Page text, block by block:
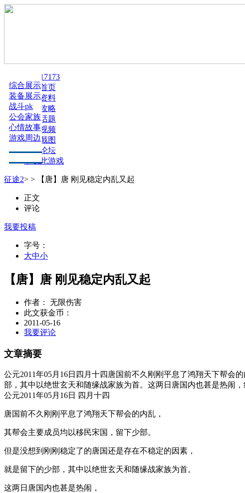
我的17173
专区首页
游戏资料
新手指南
职业技能
玄兽系统
庄园系统
ＰＫ战争
社会系统
文章攻略
战士
法师
道士
弓手
琴师
推荐
热门话题
游戏视频
游戏截图
综合展示
装备展示
战斗pk
公会家族
心情故事
游戏周边
火爆论坛
下载此游戏
征途2> > 【唐】唐 刚见稳定内乱又起
正文
评论
我要投稿
字号：
大中小
【唐】唐 刚见稳定内乱又起
作者： 无限伤害
此文获金币：
2011-05-16
我要评论
文章摘要
公元2011年05月16日四月十四唐国前不久刚刚平息了鸿翔天下帮会
部，其中以绝世玄天和随缘战家族为首。这两日唐国内也甚是热闹
公元2011年05月16日
四月十四
唐国前不久刚刚平息了鸿翔天下帮会的内乱，
其帮会主要成员均以移民宋国，留下少部。
但是没想到刚刚稳定了的唐国还是存在不稳定的因素，
就是留下的少部，其中以绝世玄天和随缘战家族为首。
这两日唐国内也甚是热闹，